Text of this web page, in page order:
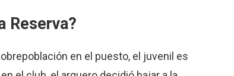
Reserva?
en el puesto, el juvenil es